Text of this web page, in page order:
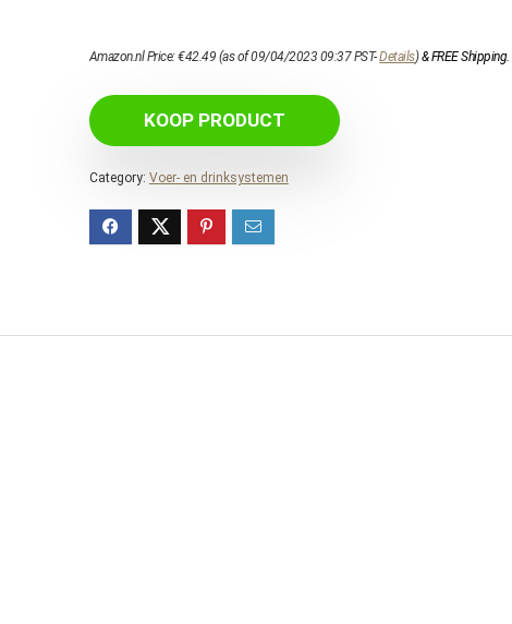
Amazon.nl Price:€42.49 (as of 09/04/2023 09:37 PST-Details)&FREE Shipping.
KOOP PRODUCT
Category: Voer- en drinksystemen